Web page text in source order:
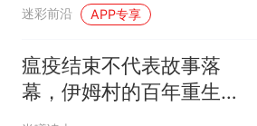
迷彩前沿 APP专享
瘟疫结束不代表故事落
幕，伊姆村的百年重生太
动人了！